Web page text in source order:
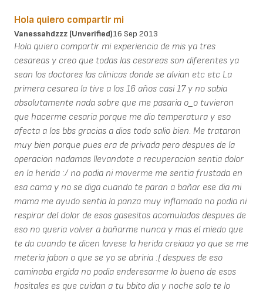
Hola quiero compartir mi
Vanessahdzzz (unverified)16 Sep 2013
Hola quiero compartir mi experiencia de mis ya tres
cesareas y creo que todas las cesareas son diferentes ya
sean los doctores las clinicas donde se alvian etc etc La
primera cesarea la tive a los 16 años casi 17 y no sabia
absolutamente nada sobre que me pasaria o_o tuvieron
que hacerme cesaria porque me dio temperatura y eso
afecta a los bbs gracias a dios todo salio bien. Me trataron
muy bien porque pues era de privada pero despues de la
operacion nadamas llevandote a recuperacion sentia dolor
en la herida :/ no podia ni moverme me sentia frustada en
esa cama y no se diga cuando te paran a bañar ese dia mi
mama me ayudo sentia la panza muy inflamada no podia ni
respirar del dolor de esos gasesitos acomulados despues de
eso no queria volver a bañarme nunca y mas el miedo que
te da cuando te dicen lavese la herida creiaaa yo que se me
meteria jabon o que se yo se abriria :( despues de eso
caminaba ergida no podia enderesarme lo bueno de esos
hositales es que cuidan a tu bbito dia y noche solo te lo